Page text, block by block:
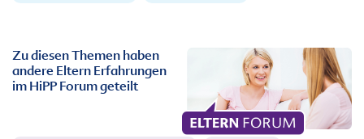
Zu diesen Themen haben
andere Eltern Erfahrungen
im HiPP Forum geteilt